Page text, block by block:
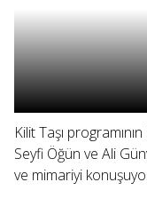
Kilit Taşı
Seyfi Öğün ve Ali
ve mimariyi